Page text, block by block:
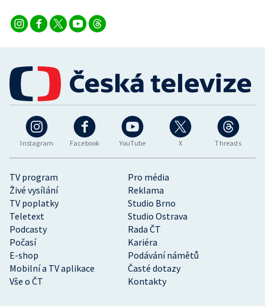
Instagram Facebook YouTube X Threads
TV program
Pro média
Živé vysílání
Reklama
TV poplatky
Studio Brno
Teletext
Studio Ostrava
Podcasty
Rada ČT
Počasí
Kariéra
E-shop
Podávání námětů
Mobilní a TV aplikace
Časté dotazy
Vše o ČT
Kontakty